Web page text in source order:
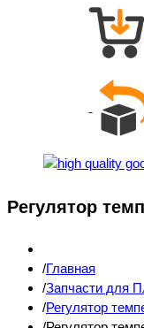
Регулятор
Главная
Запчасти для
Регулятор